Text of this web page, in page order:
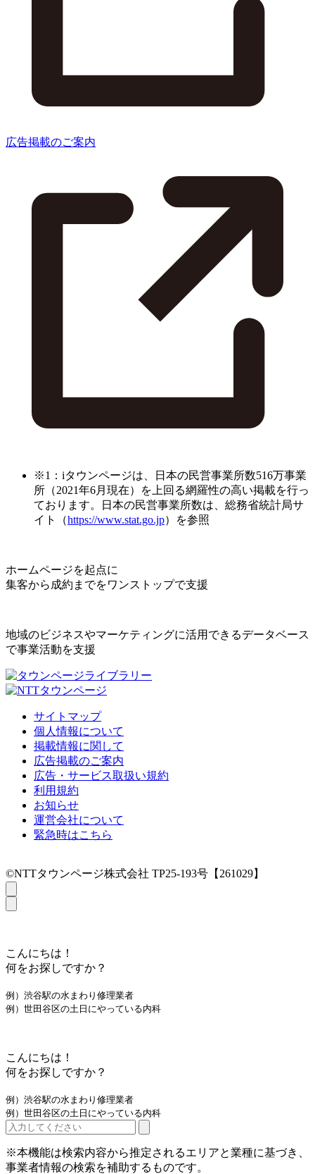
広告掲載のご案内
※1：iタウンページは、日本の民営事業所数516万事業
所（2021年6月現在）を上回る網羅性の高い掲載を行っ
ております。日本の民営事業所数は、総務省統計局サ
イト（https://www.stat.go.jp）を参照
ホームページを起点に
集客から成約までをワンストップで支援
地域のビジネスやマーケティングに活用できるデータベース
で事業活動を支援
サイトマップ
個人情報について
掲載情報に関して
広告掲載のご案内
広告・サービス取扱い規約
利用規約
お知らせ
運営会社について
緊急時はこちら
©NTTタウンページ株式会社 TP25-193号【261029】
こんにちは！
何をお探しですか？
例）渋谷駅の水まわり修理業者
例）世田谷区の土日にやっている内科
こんにちは！
何をお探しですか？
例）渋谷駅の水まわり修理業者
例）世田谷区の土日にやっている内科
※本機能は検索内容から推定されるエリアと業種に基づき、
事業者情報の検索を補助するものです。